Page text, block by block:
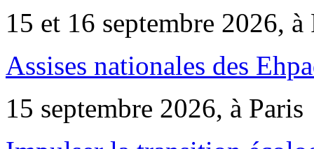
15 et 16 septembre 2026, à
Assises nationales des
15 septembre 2026, à Paris